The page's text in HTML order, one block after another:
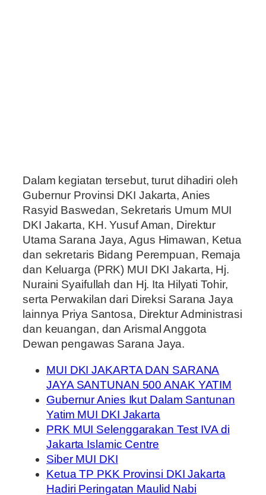
Dalam kegiatan tersebut, turut dihadiri oleh
Gubernur Provinsi DKI Jakarta, Anies
Rasyid Baswedan, Sekretaris Umum MUI
DKI Jakarta, KH. Yusuf Aman, Direktur
Utama Sarana Jaya, Agus Himawan, Ketua
dan sekretaris Bidang Perempuan, Remaja
dan Keluarga (PRK) MUI DKI Jakarta, Hj.
Nuraini Syaifullah dan Hj. Ita Hilyati Tohir,
serta Perwakilan dari Direksi Sarana Jaya
lainnya Priya Santosa, Direktur Administrasi
dan keuangan, dan Arismal Anggota
Dewan pengawas Sarana Jaya.
MUI DKI JAKARTA DAN SARANA
JAYA SANTUNAN 500 ANAK YATIM
Gubernur Anies Ikut Dalam Santunan
Yatim MUI DKI Jakarta
PRK MUI Selenggarakan Test IVA di
Jakarta Islamic Centre
Siber MUI DKI
Ketua TP PKK Provinsi DKI Jakarta
Hadiri Peringatan Maulid Nabi